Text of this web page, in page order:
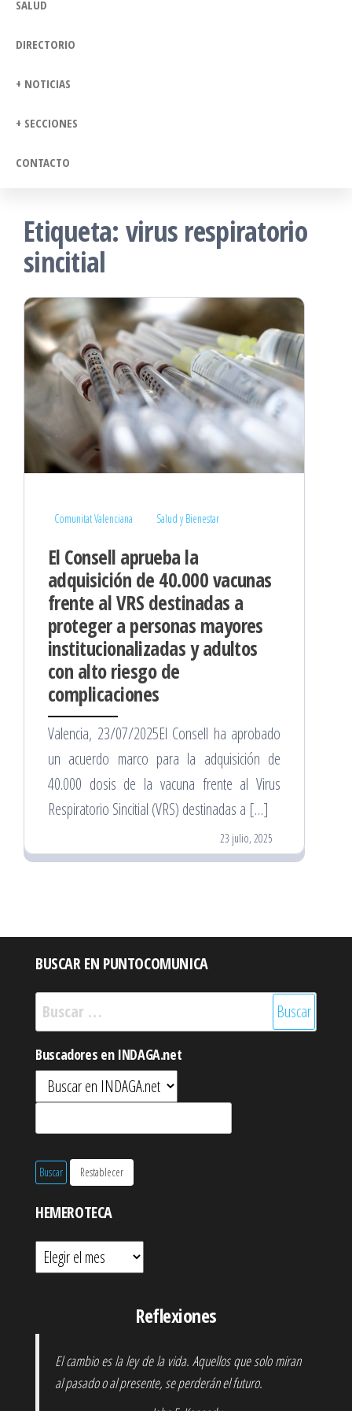
SALUD
DIRECTORIO
+ NOTICIAS
+ SECCIONES
CONTACTO
Etiqueta: virus respiratorio
sincitial
Comunitat Valenciana Salud y Bienestar
El Consell aprueba la
adquisición de 40.000 vacunas
frente al VRS destinadas a
proteger a personas mayores
institucionalizadas y adultos
con alto riesgo de
complicaciones
Valencia, 23/07/2025El Consell ha aprobado
un acuerdo marco para la adquisición de
40.000 dosis de la vacuna frente al Virus
Respiratorio Sincitial (VRS) destinadas a […]
23 julio, 2025
BUSCAR EN PUNTOCOMUNICA
Buscar:
Buscadores en INDAGA.net
HEMEROTECA
Hemeroteca
Reflexiones
El cambio es la ley de la vida. Aquellos que solo miran
al pasado o al presente, se perderán el futuro.